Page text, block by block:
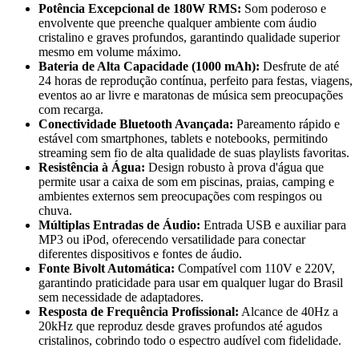
Potência Excepcional de 180W RMS: Som poderoso e
envolvente que preenche qualquer ambiente com áudio
cristalino e graves profundos, garantindo qualidade superior
mesmo em volume máximo.
Bateria de Alta Capacidade (1000 mAh): Desfrute de até
24 horas de reprodução contínua, perfeito para festas, viagens,
eventos ao ar livre e maratonas de música sem preocupações
com recarga.
Conectividade Bluetooth Avançada: Pareamento rápido e
estável com smartphones, tablets e notebooks, permitindo
streaming sem fio de alta qualidade de suas playlists favoritas.
Resistência à Água: Design robusto à prova d'água que
permite usar a caixa de som em piscinas, praias, camping e
ambientes externos sem preocupações com respingos ou
chuva.
Múltiplas Entradas de Áudio: Entrada USB e auxiliar para
MP3 ou iPod, oferecendo versatilidade para conectar
diferentes dispositivos e fontes de áudio.
Fonte Bivolt Automática: Compatível com 110V e 220V,
garantindo praticidade para usar em qualquer lugar do Brasil
sem necessidade de adaptadores.
Resposta de Frequência Profissional: Alcance de 40Hz a
20kHz que reproduz desde graves profundos até agudos
cristalinos, cobrindo todo o espectro audível com fidelidade.